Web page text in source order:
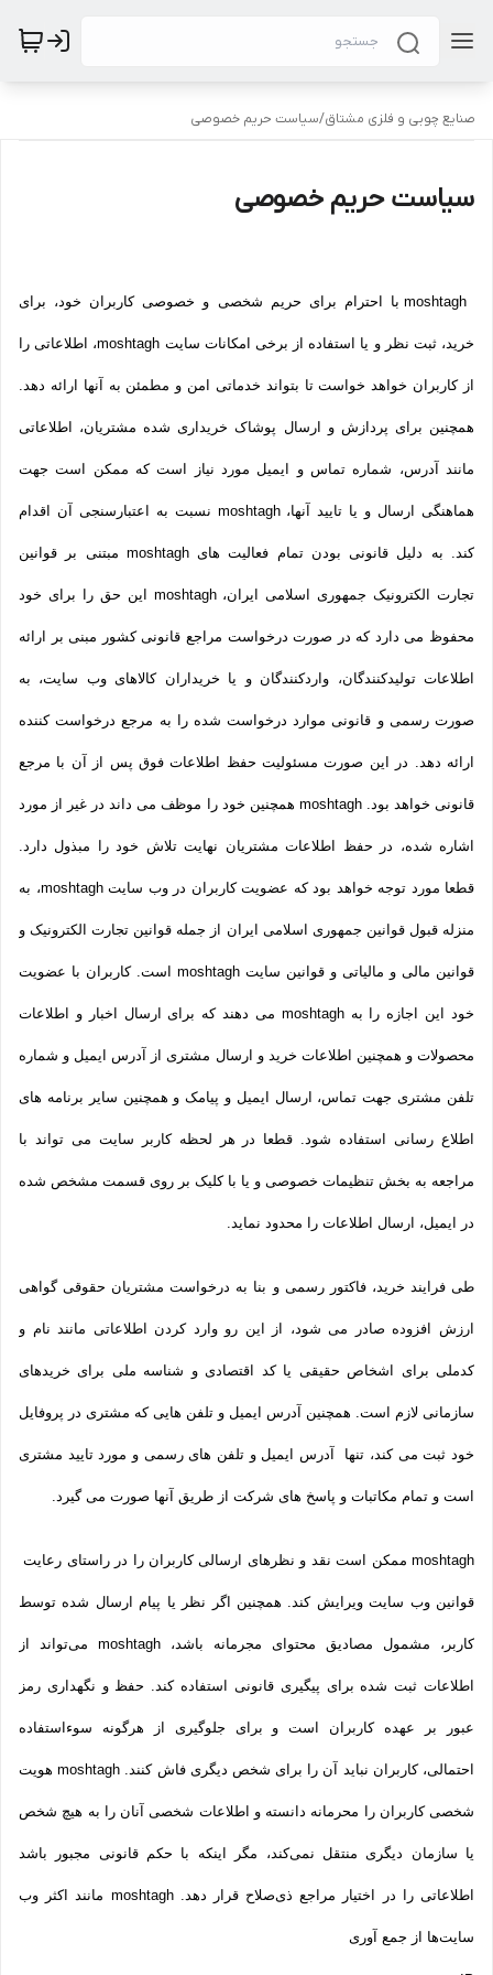
صنایع چوبی و فلزی مشتاق/سیاست حریم خصوصی
سیاست حریم خصوصی
moshtagh با احترام برای حریم شخصی و خصوصی کاربران خود، برای
خرید، ثبت نظر و یا استفاده از برخی امکانات سایت moshtagh، اطلاعاتی را
از کاربران خواهد خواست تا بتواند خدماتی امن و مطمئن به آنها ارائه دهد.
همچنین برای پردازش و ارسال پوشاک خریداری شده مشتریان، اطلاعاتی
مانند آدرس، شماره تماس و ایمیل مورد نیاز است که ممکن است جهت
هماهنگی ارسال و یا تایید آنها، moshtagh نسبت به اعتبارسنجی آن اقدام
کند. به دلیل قانونی بودن تمام فعالیت های moshtagh مبتنی بر قوانین
تجارت الکترونیک جمهوری اسلامی ایران، moshtagh این حق را برای خود
محفوظ می دارد که در صورت درخواست مراجع قانونی کشور مبنی بر ارائه
اطلاعات تولیدکنندگان، واردکنندگان و یا خریداران کالاهای وب سایت، به
صورت رسمی و قانونی موارد درخواست شده را به مرجع درخواست کننده
ارائه دهد. در این صورت مسئولیت حفظ اطلاعات فوق پس از آن با مرجع
قانونی خواهد بود. moshtagh همچنین خود را موظف می داند در غیر از مورد
اشاره شده، در حفظ اطلاعات مشتریان نهایت تلاش خود را مبذول دارد.
قطعا مورد توجه خواهد بود که عضویت کاربران در وب سایت moshtagh، به
منزله قبول قوانین جمهوری اسلامی ایران از جمله قوانین تجارت الکترونیک و
قوانین مالی و مالیاتی و قوانین سایت moshtagh است. کاربران با عضویت
خود این اجازه را به moshtagh می دهند که برای ارسال اخبار و اطلاعات
محصولات و همچنین اطلاعات خرید و ارسال مشتری از آدرس ایمیل و شماره
تلفن مشتری جهت تماس، ارسال ایمیل و پیامک و همچنین سایر برنامه های
اطلاع رسانی استفاده شود. قطعا در هر لحظه کاربر سایت می تواند با
مراجعه به بخش تنظیمات خصوصی و یا با کلیک بر روی قسمت مشخص شده
در ایمیل، ارسال اطلاعات را محدود نماید.
طی فرایند خرید، فاکتور رسمی و بنا به درخواست مشتریان حقوقی گواهی
ارزش افزوده صادر می شود، از این رو وارد کردن اطلاعاتی مانند نام و
کدملی برای اشخاص حقیقی یا کد اقتصادی و شناسه ملی برای خریدهای
سازمانی لازم است. همچنین آدرس ایمیل و تلفن هایی که مشتری در پروفایل
خود ثبت می­ کند، تنها آدرس ایمیل و تلفن­ های رسمی و مورد تایید مشتری
است و تمام مکاتبات و پاسخ های شرکت از طریق آنها صورت می گیرد.
moshtagh ممکن است نقد و نظرهای ارسالی کاربران را در راستای رعایت
قوانین وب سایت ویرایش کند. همچنین اگر نظر یا پیام ارسال شده توسط
کاربر، مشمول مصادیق محتوای مجرمانه باشد، moshtagh می‌تواند از
اطلاعات ثبت شده برای پیگیری قانونی استفاده کند. حفظ و نگهداری رمز
عبور بر عهده کاربران است و برای جلوگیری از هرگونه سوءاستفاده
احتمالی، کاربران نباید آن را برای شخص دیگری فاش کنند. moshtagh هویت
شخصی کاربران را محرمانه دانسته و اطلاعات شخصی آنان را به هیچ شخص
یا سازمان دیگری منتقل نمی‌کند، مگر اینکه با حکم قانونی مجبور باشد
اطلاعاتی را در اختیار مراجع ذی‌صلاح قرار دهد. moshtagh مانند اکثر وب
سایت‌ها از جمع آوری